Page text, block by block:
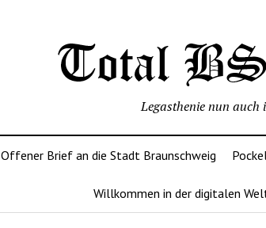
Legasthenie nun auch
Offener Brief an die Stadt Braunschweig
Willkommen in der digitalen